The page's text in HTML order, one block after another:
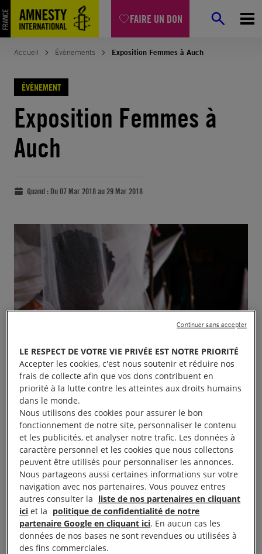
FAIRE UN DON
Accueil Évènements Exposition Femmes à Auch
ÉVÈNEMENT
Exposition Femmes à
Auch
Quand : Du 07 Mar 2018 au 29 Mar 2018
Femmes en danger dans le monde: Exposition
proposée par Amnesty International avec le soutien
de la ville d’Auch du 08 au 30 mars dans le hall de
LE RESPECT DE VOTRE VIE PRIVÉE EST NOTRE PRIORITÉ
Accepter les cookies, c'est nous soutenir et réduire nos
frais de collecte afin que vos dons contribuent en
priorité à la lutte contre les atteintes aux droits humains
dans le monde.
Nous utilisons des cookies pour assurer le bon
fonctionnement de notre site, personnaliser le contenu
et les publicités, et analyser notre trafic. Les données à
caractère personnel et les cookies que nous collectons
peuvent être utilisés pour personnaliser les annonces.
Nous partageons aussi certaines informations sur votre
navigation avec nos partenaires. Vous pouvez entres
autres consulter la liste de nos partenaires en cliquant
ici et la politique de confidentialité de notre
partenaire Google en cliquant ici. En aucun cas les
données de nos bases ne sont revendues ou utilisées à
des fins commerciales.
Continuer sans accepter